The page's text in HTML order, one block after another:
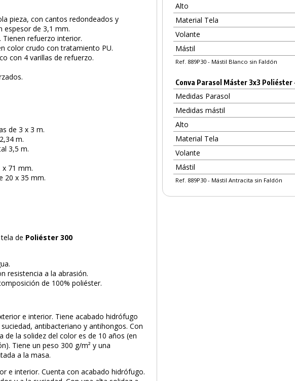
pieza, con cantos redondeados y
espesor de 3,1 mm.
Tienen refuerzo interior.
color crudo con tratamiento PU.
con 4 varillas de refuerzo.
de 3 x 3 m.
m.
3,5 m.
x 71 mm.
20 x 35 mm.
de Poliéster 300
resistencia a la abrasión.
de 100% poliéster.
e interior. Tiene acabado hidrófugo
antibacteriano y antihongos. Con
de la solidez del color es de 10 años (en
Tiene un peso 300 g/m² y una
a la masa.
e interior. Cuenta con acabado hidrófugo.
Alto
Material Tela
Volante
Mástil
Ref. 889P30 - Mástil Blanco sin Faldón
Conva Parasol Máster 3x3
Medidas Parasol
Medidas mástil
Alto
Material Tela
Volante
Mástil
Ref. 889P30 - Mástil Antracita sin Faldón